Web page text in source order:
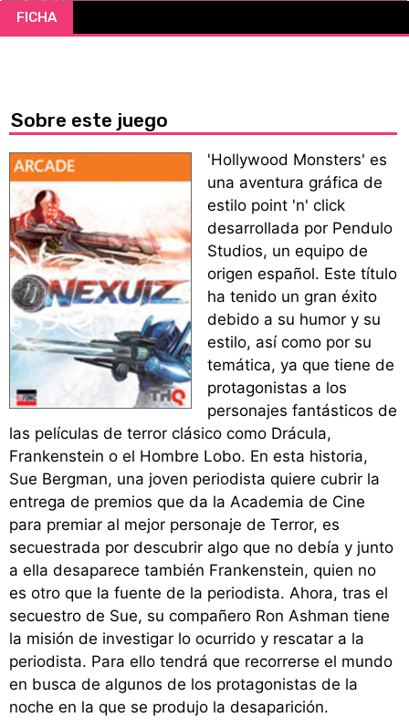
FICHA
Sobre este juego
'Hollywood Monsters' es
una aventura gráfica de
estilo point 'n' click
desarrollada por Pendulo
Studios, un equipo de
origen español. Este título
ha tenido un gran éxito
debido a su humor y su
estilo, así como por su
temática, ya que tiene de
protagonistas a los
personajes fantásticos de
las películas de terror clásico como Drácula,
Frankenstein o el Hombre Lobo. En esta historia,
Sue Bergman, una joven periodista quiere cubrir la
entrega de premios que da la Academia de Cine
para premiar al mejor personaje de Terror, es
secuestrada por descubrir algo que no debía y junto
a ella desaparece también Frankenstein, quien no
es otro que la fuente de la periodista. Ahora, tras el
secuestro de Sue, su compañero Ron Ashman tiene
la misión de investigar lo ocurrido y rescatar a la
periodista. Para ello tendrá que recorrerse el mundo
en busca de algunos de los protagonistas de la
noche en la que se produjo la desaparición.